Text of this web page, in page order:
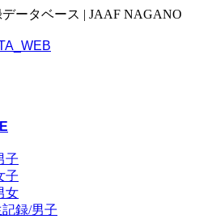
ータベース | JAAF NAGANO
子
子
女
録/男子